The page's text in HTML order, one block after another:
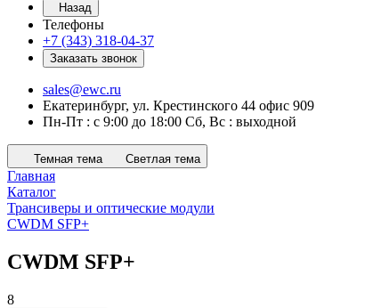
Назад
Телефоны
+7 (343) 318-04-37
Заказать звонок
sales@ewc.ru
Екатеринбург, ул. Крестинского 44 офис 909
Пн-Пт : с 9:00 до 18:00 Сб, Вс : выходной
Темная тема Светлая тема
Главная
Каталог
Трансиверы и оптические модули
CWDM SFP+
CWDM SFP+
8